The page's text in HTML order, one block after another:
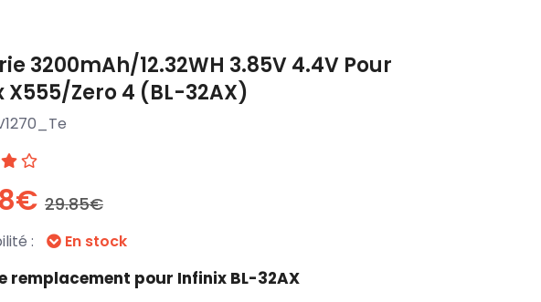
3200mAh/12.32WH 3.85V 4.4V Pour
X555/Zero 4 (BL-32AX)
29.85€
: En stock
remplacement pour Infinix BL-32AX